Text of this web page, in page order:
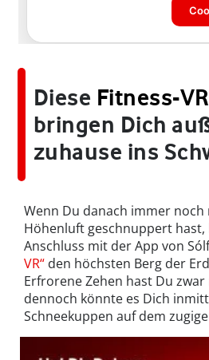
Diese Fitness-
bringen Dich
zuhause ins
Wenn Du danach immer noch
Höhenluft geschnuppert
Anschluss mit der App von
VR“ den höchsten Berg der
Erfrorene Zehen hast Du
dennoch könnte es Dich
Schneekuppen auf dem